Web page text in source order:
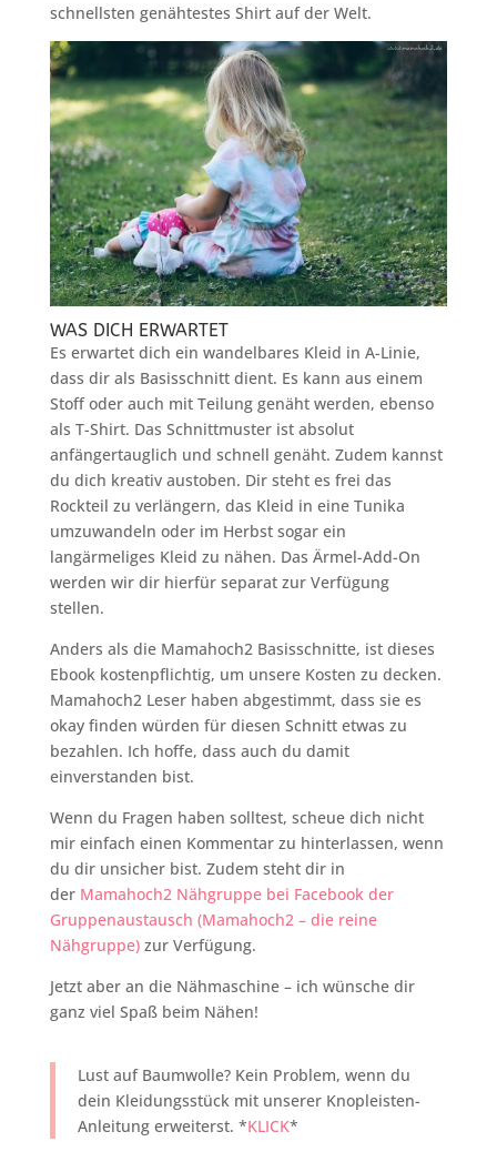
schnellsten genähtestes Shirt auf der Welt.
WAS DICH ERWARTET
Es erwartet dich ein wandelbares Kleid in A-Linie,
dass dir als Basisschnitt dient. Es kann aus einem
Stoff oder auch mit Teilung genäht werden, ebenso
als T-Shirt. Das Schnittmuster ist absolut
anfängertauglich und schnell genäht. Zudem kannst
du dich kreativ austoben. Dir steht es frei das
Rockteil zu verlängern, das Kleid in eine Tunika
umzuwandeln oder im Herbst sogar ein
langärmeliges Kleid zu nähen. Das Ärmel-Add-On
werden wir dir hierfür separat zur Verfügung
stellen.
Anders als die Mamahoch2 Basisschnitte, ist dieses
Ebook kostenpflichtig, um unsere Kosten zu decken.
Mamahoch2 Leser haben abgestimmt, dass sie es
okay finden würden für diesen Schnitt etwas zu
bezahlen. Ich hoffe, dass auch du damit
einverstanden bist.
Wenn du Fragen haben solltest, scheue dich nicht
mir einfach einen Kommentar zu hinterlassen, wenn
du dir unsicher bist. Zudem steht dir in
der Mamahoch2 Nähgruppe bei Facebook der
Gruppenaustausch (Mamahoch2 – die reine
Nähgruppe) zur Verfügung.
Jetzt aber an die Nähmaschine – ich wünsche dir
ganz viel Spaß beim Nähen!
Lust auf Baumwolle? Kein Problem, wenn du
dein Kleidungsstück mit unserer Knopleisten-
Anleitung erweiterst. *KLICK*